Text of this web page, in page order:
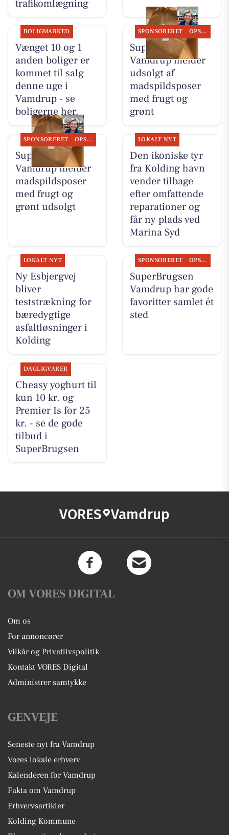
trafikomlægning
BOLIGMARKED
Vænget 10 og 1
anden boliger er
kommet til salg
denne uge i
Vamdrup - se
boligerne her.
SPONSORERET OPSLAGSTAVLEN
SuperBrugsen
Vamdrup melder
udsolgt af
madspildsposer
med frugt og
grønt
SPONSORERET OPSLAGSTAVLEN
SuperBrugsen
Vamdrup melder
madspildsposer
med frugt og
grønt udsolgt
LOKALT NYT
Den ikoniske tyr
fra Kolding havn
vender tilbage
efter omfattende
reparationer og
får ny plads ved
Marina Syd
LOKALT NYT
Ny Esbjergvej
bliver
teststrækning for
bæredygtige
asfaltløsninger i
Kolding
SPONSORERET OPSLAGSTAVLEN
SuperBrugsen
Vamdrup har gode
favoritter samlet ét
sted
DAGLIGVARER
Cheasy yoghurt til
kun 10 kr. og
Premier Is for 25
kr. - se de gode
tilbud i
SuperBrugsen
VORES Vamdrup
OM VORES DIGITAL
Om os
For annoncører
Vilkår og Privatlivspolitik
Kontakt VORES Digital
Administrer samtykke
GENVEJE
Seneste nyt fra Vamdrup
Vores lokale erhverv
Kalenderen for Vamdrup
Fakta om Vamdrup
Erhvervsartikler
Kolding Kommune